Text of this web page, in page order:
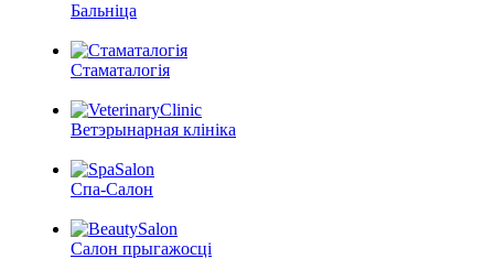
Бальніца
Стаматалогія
Ветэрынарная клініка
Спа-Салон
Салон прыгажосці